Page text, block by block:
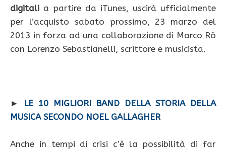
digitali a partire da iTunes, uscirà ufficialmente
per l’acquisto sabato prossimo, 23 marzo del
2013 in forza ad una collaborazione di Marco Rò
con Lorenzo Sebastianelli, scrittore e musicista.
►
LE 10 MIGLIORI BAND DELLA STORIA DELLA
MUSICA SECONDO NOEL GALLAGHER
Anche in tempi di crisi c’è la possibilità di far